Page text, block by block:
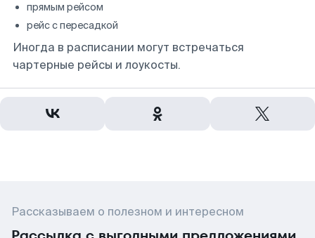
прямым рейсом
рейс с пересадкой
Иногда в расписании могут встречаться
чартерные рейсы и лоукосты.
Рассказываем о полезном и интересном